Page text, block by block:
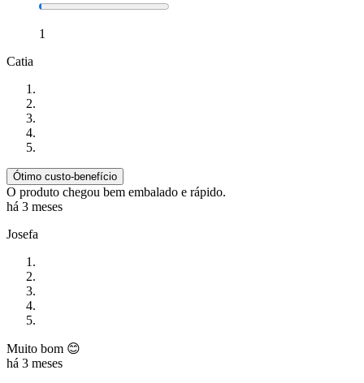
1
Catia
Ótimo custo-benefício
O produto chegou bem embalado e rápido.
há 3 meses
Josefa
Muito bom 😊
há 3 meses